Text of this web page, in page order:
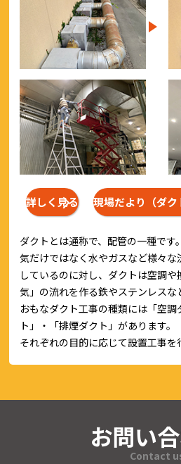
詳しく見る 現場だより（ダク
ダクトとは通称で、配管の一種です
気だけではなく水やガスなど様々な
しているのに対し、ダクトは空調
気」の流れを作る鉄やステンレスな
おもなダクト工事の種類には「空調
ト」・「排煙ダクト」があります。
それぞれの目的に応じて設置工事を
お問い
Contact